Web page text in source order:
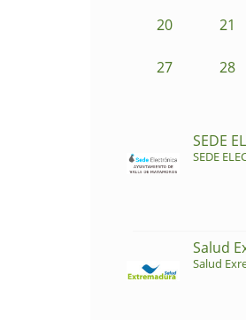
20 21
27 28
SEDE
SEDE
Salud
Salud